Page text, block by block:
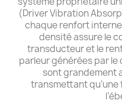
(Driver Vibration
chaque renfort
densité assure le
transducteur et le
parleur générées par
sont grandement
transmettant